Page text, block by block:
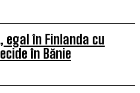
egal în Finlanda cu
în Bănie